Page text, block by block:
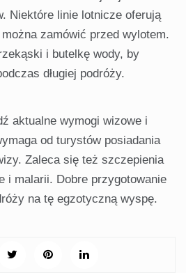
Niektóre linie lotnicze oferują
zamówić przed wylotem.
i butelkę wody, by
długiej podróży.
aktualne wymogi wizowe i
od turystów posiadania
Zaleca się też szczepienia
i malarii. Dobre przygotowanie
na tę egzotyczną wyspę.